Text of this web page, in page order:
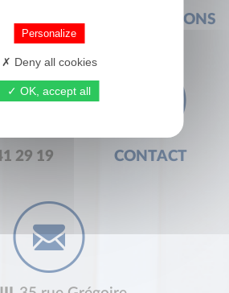
? FOIRE AUX QUESTIONS
29 19 CONTACT
Personalize
Deny all cookies
OK, accept all